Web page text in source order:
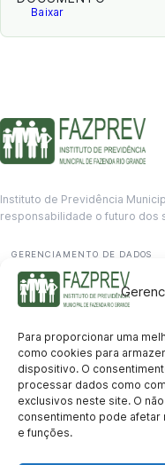
Para proporcionar uma
como cookies para
dispositivo. O
processar dados como
exclusivos neste site. O
consentimento pode
e funções.
Baixar
Instituto de Previdência
responsabilidade o futuro dos
GERENCIAMENTO DE DADOS
Departamento de informação
contato@fazprev.pr.gov.br
(41) 3995-2146
Serviços
Aposentadoria Pensão por
Holerite Online Protocolo
Transparência
Portal da Transparência